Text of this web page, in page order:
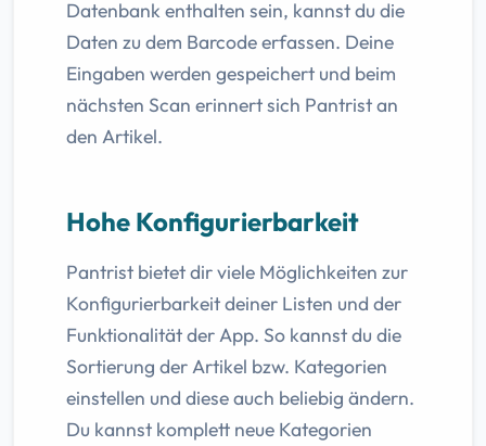
Datenbank enthalten sein, kannst du die
Daten zu dem Barcode erfassen. Deine
Eingaben werden gespeichert und beim
nächsten Scan erinnert sich Pantrist an
den Artikel.
Hohe Konfigurierbarkeit
Pantrist bietet dir viele Möglichkeiten zur
Konfigurierbarkeit deiner Listen und der
Funktionalität der App. So kannst du die
Sortierung der Artikel bzw. Kategorien
einstellen und diese auch beliebig ändern.
Du kannst komplett neue Kategorien